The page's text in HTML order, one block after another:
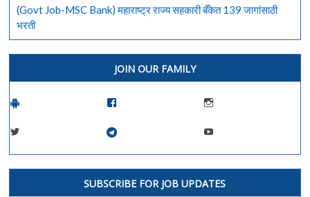
(Govt Job-MSC Bank) महाराष्ट्र राज्य सहकारी बँकेत 139 जागांसाठी
भरती
JOIN OUR FAMILY
SUBSCRIBE FOR JOB UPDATES